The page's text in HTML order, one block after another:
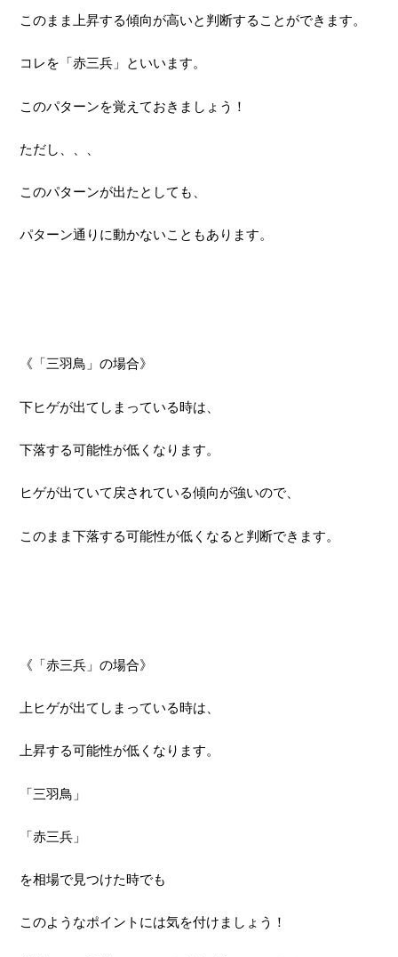
このまま上昇する傾向が高いと判断することができます。
コレを「赤三兵」といいます。
このパターンを覚えておきましょう！
ただし、、、
このパターンが出たとしても、
パターン通りに動かないこともあります。
《「三羽鳥」の場合》
下ヒゲが出てしまっている時は、
下落する可能性が低くなります。
ヒゲが出ていて戻されている傾向が強いので、
このまま下落する可能性が低くなると判断できます。
《「赤三兵」の場合》
上ヒゲが出てしまっている時は、
上昇する可能性が低くなります。
「三羽鳥」
「赤三兵」
を相場で見つけた時でも
このようなポイントには気を付けましょう！